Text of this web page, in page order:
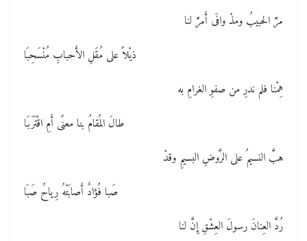
مرَّ الحبيبُ ومذْ وافَى أَمرَّ لنا
ذيْلاً على مُقَلِ الأَحبابِ مُنْسَحِبَا
هِمْنا فلم ندرِ من صفوِ الغرامِ به
طالَ المُقامُ بنا معنًى أَمِ اقْتَرَبَا
هبَّ النسيمُ على الرَّوضِ البسيمِ وقدْ
صَبا فُؤادٌ أَصابَتْهُ رِياحُ صَبَا
رُدَّ العِنانَ رسولَ العِشْقِ إِنَّ لنا